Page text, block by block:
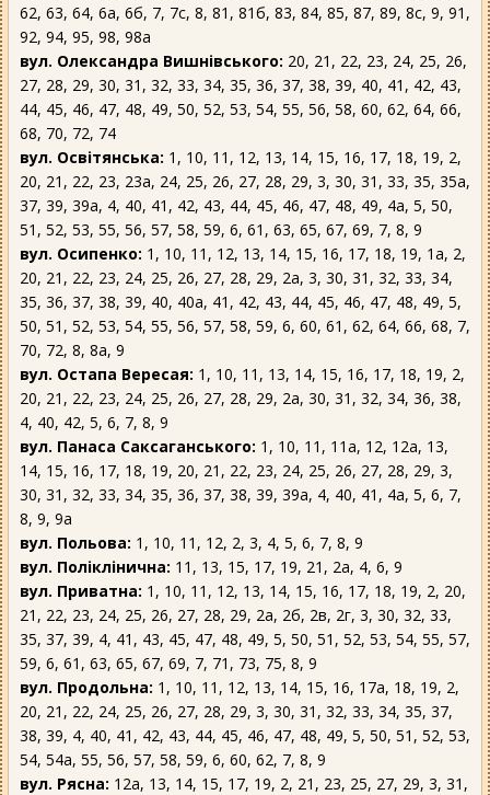
62, 63, 64, 6а, 6б, 7, 7с, 8, 81, 81б, 83, 84, 85, 87, 89, 8с, 9, 91,
92, 94, 95, 98, 98а
вул. Олександра Вишнівського: 20, 21, 22, 23, 24, 25, 26,
27, 28, 29, 30, 31, 32, 33, 34, 35, 36, 37, 38, 39, 40, 41, 42, 43,
44, 45, 46, 47, 48, 49, 50, 52, 53, 54, 55, 56, 58, 60, 62, 64, 66,
68, 70, 72, 74
вул. Освітянська: 1, 10, 11, 12, 13, 14, 15, 16, 17, 18, 19, 2,
20, 21, 22, 23, 23а, 24, 25, 26, 27, 28, 29, 3, 30, 31, 33, 35, 35а,
37, 39, 39а, 4, 40, 41, 42, 43, 44, 45, 46, 47, 48, 49, 4а, 5, 50,
51, 52, 53, 55, 56, 57, 58, 59, 6, 61, 63, 65, 67, 69, 7, 8, 9
вул. Осипенко: 1, 10, 11, 12, 13, 14, 15, 16, 17, 18, 19, 1а, 2,
20, 21, 22, 23, 24, 25, 26, 27, 28, 29, 2а, 3, 30, 31, 32, 33, 34,
35, 36, 37, 38, 39, 40, 40а, 41, 42, 43, 44, 45, 46, 47, 48, 49, 5,
50, 51, 52, 53, 54, 55, 56, 57, 58, 59, 6, 60, 61, 62, 64, 66, 68, 7,
70, 72, 8, 8а, 9
вул. Остапа Вересая: 1, 10, 11, 13, 14, 15, 16, 17, 18, 19, 2,
20, 21, 22, 23, 24, 25, 26, 27, 28, 29, 2а, 30, 31, 32, 34, 36, 38,
4, 40, 42, 5, 6, 7, 8, 9
вул. Панаса Саксаганського: 1, 10, 11, 11а, 12, 12а, 13,
14, 15, 16, 17, 18, 19, 20, 21, 22, 23, 24, 25, 26, 27, 28, 29, 3,
30, 31, 32, 33, 34, 35, 36, 37, 38, 39, 39а, 4, 40, 41, 4а, 5, 6, 7,
8, 9, 9а
вул. Польова: 1, 10, 11, 12, 2, 3, 4, 5, 6, 7, 8, 9
вул. Поліклінична: 11, 13, 15, 17, 19, 21, 2а, 4, 6, 9
вул. Приватна: 1, 10, 11, 12, 13, 14, 15, 16, 17, 18, 19, 2, 20,
21, 22, 23, 24, 25, 26, 27, 28, 29, 2а, 2б, 2в, 2г, 3, 30, 32, 33,
35, 37, 39, 4, 41, 43, 45, 47, 48, 49, 5, 50, 51, 52, 53, 54, 55, 57,
59, 6, 61, 63, 65, 67, 69, 7, 71, 73, 75, 8, 9
вул. Продольна: 1, 10, 11, 12, 13, 14, 15, 16, 17а, 18, 19, 2,
20, 21, 22, 24, 25, 26, 27, 28, 29, 3, 30, 31, 32, 33, 34, 35, 37,
38, 39, 4, 40, 41, 42, 43, 44, 45, 46, 47, 48, 49, 5, 50, 51, 52, 53,
54, 54а, 55, 56, 57, 58, 59, 6, 60, 62, 7, 8, 9
вул. Рясна: 12а, 13, 14, 15, 17, 19, 2, 21, 23, 25, 27, 29, 3, 31,